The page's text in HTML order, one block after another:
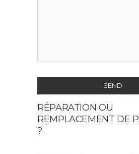
SEND
This
field
should
RÉPARATION OU
REMPLACEMENT DE
?